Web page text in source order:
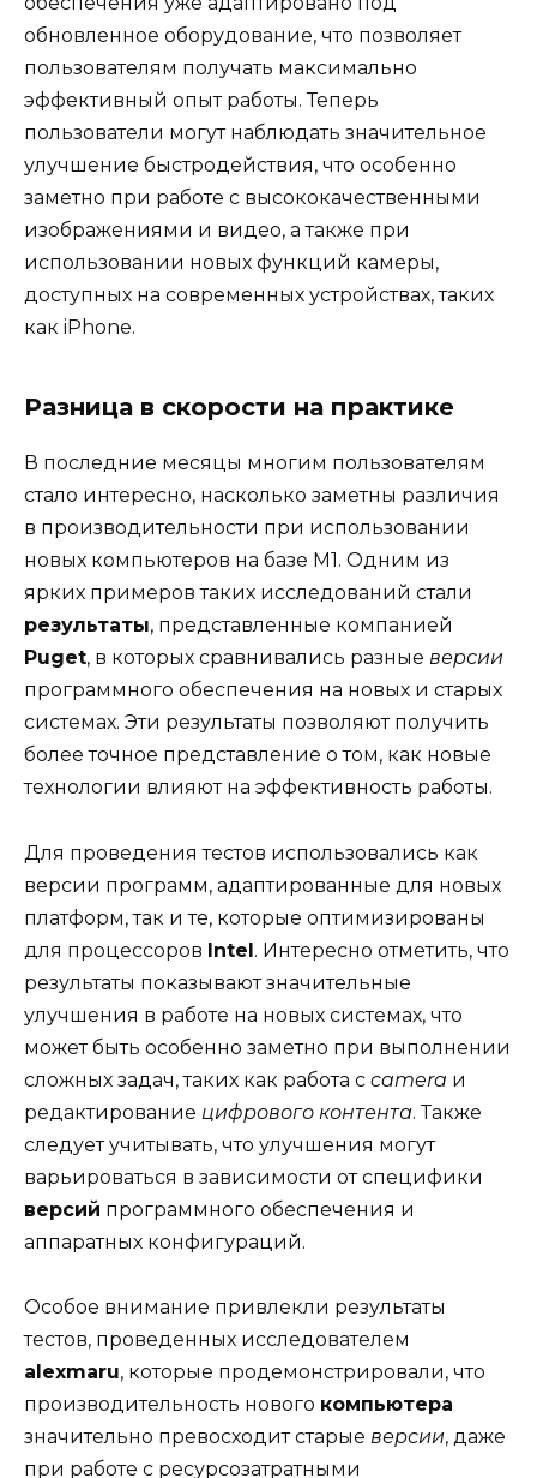
обновленное оборудование, что позволяет
пользователям получать максимально
эффективный опыт работы. Теперь
пользователи могут наблюдать значительное
улучшение быстродействия, что особенно
заметно при работе с высококачественными
изображениями и видео, а также при
использовании новых функций камеры,
доступных на современных устройствах, таких
как iPhone.
Разница в скорости на практике
В последние месяцы многим пользователям
стало интересно, насколько заметны различия
в производительности при использовании
новых компьютеров на базе M1. Одним из
ярких примеров таких исследований стали
результаты, представленные компанией
Puget, в которых сравнивались разные версии
программного обеспечения на новых и старых
системах. Эти результаты позволяют получить
более точное представление о том, как новые
технологии влияют на эффективность работы.
Для проведения тестов использовались как
версии программ, адаптированные для новых
платформ, так и те, которые оптимизированы
для процессоров Intel. Интересно отметить, что
результаты показывают значительные
улучшения в работе на новых системах, что
может быть особенно заметно при выполнении
сложных задач, таких как работа с camera и
редактирование цифрового контента. Также
следует учитывать, что улучшения могут
варьироваться в зависимости от специфики
версий программного обеспечения и
аппаратных конфигураций.
Особое внимание привлекли результаты
тестов, проведенных исследователем
alexmaru, которые продемонстрировали, что
производительность нового компьютера
значительно превосходит старые версии, даже
при работе с ресурсозатратными